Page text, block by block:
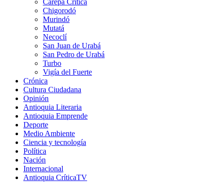
Chigorodó
Murindó
Mutatá
Necoclí
San Juan de Urabá
San Pedro de Urabá
Turbo
Vigía del Fuerte
Crónica
Cultura Ciudadana
Opinión
Antioquia Literaria
Antioquia Emprende
Deporte
Medio Ambiente
Ciencia y tecnología
Política
Nación
Internacional
Antioquia CríticaTV